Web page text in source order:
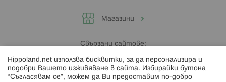
Магазини
Свързани сайтове:
Hippoland.ro
Hippoland.net използва бисквитки, за да персонализира и
подобри Вашето изживяване в сайта. Избирайки бутона
“Съгласявам се”, можем да Ви предоставим по-добро